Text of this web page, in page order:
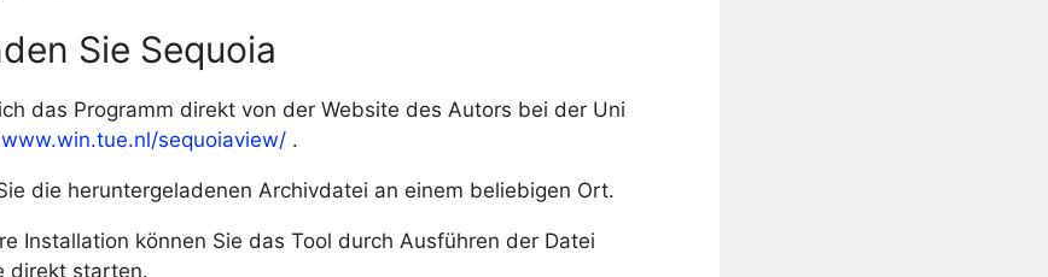
Sie Sequoia
das Programm direkt von der Website des Autors bei der Uni
www.win.tue.nl/sequoiaview/ .
die heruntergeladenen Archivdatei an einem beliebigen Ort.
Installation können Sie das Tool durch Ausführen der Datei
direkt starten.